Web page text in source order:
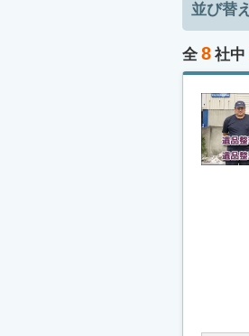
並び替え
全 8 社中